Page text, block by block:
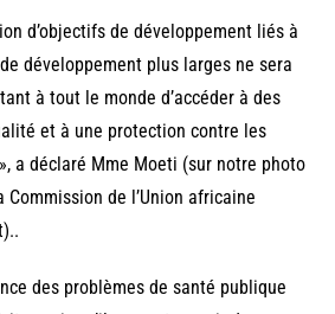
d’objectifs de développement liés à
développement plus larges ne sera
à tout le monde d’accéder à des
et à une protection contre les
a déclaré Mme Moeti (sur notre photo
de l’Union africaine
des problèmes de santé publique